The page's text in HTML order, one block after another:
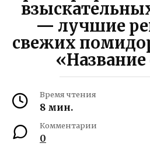
— лучшие
свежих
«Название
Время чтения
8 мин.
Комментарии
0